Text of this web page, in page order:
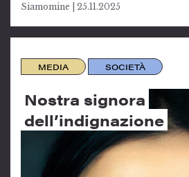
Siamomine | 25.11.2025
MEDIA SOCIETÀ
Nostra signora
dell’indignazione